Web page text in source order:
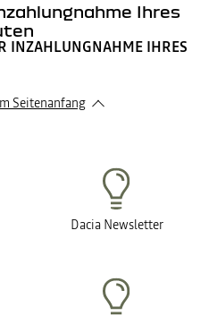
Ihres
INZAHLUNGNAHME IHRES
Seitenanfang
Dacia Newsletter